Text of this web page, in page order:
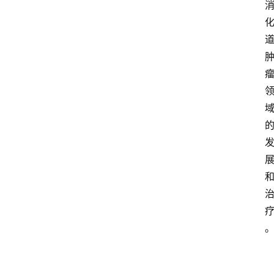
消
化
道
肿
瘤
领
域
的
发
展
和
治
疗
。